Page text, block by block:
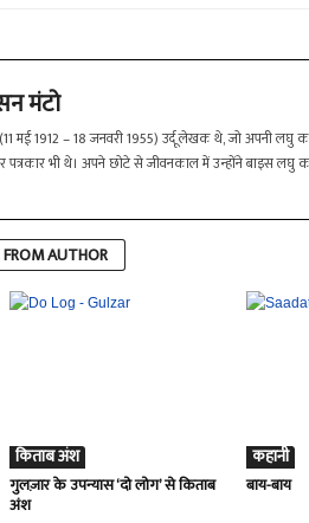
मंटो
मई 1912 – 18 जनवरी 1955) उर्दू लेखक थे, जो अपनी लघु
भी थे। अपने छोटे से जीवनकाल में उन्होंने बाइस लघु
AUTHOR
किताब अंश
गुलज़ार के उपन्यास ‘दो लोग’ से किताब
अंश
कहानी
बाय-बाय